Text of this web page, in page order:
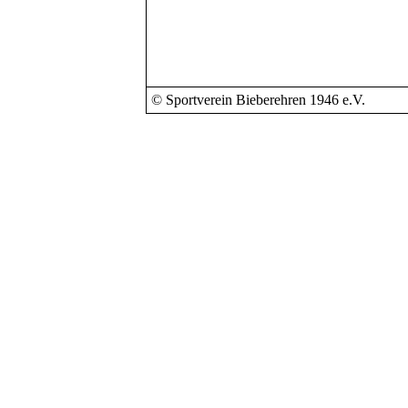
© Sportverein Bieberehren 1946 e.V.